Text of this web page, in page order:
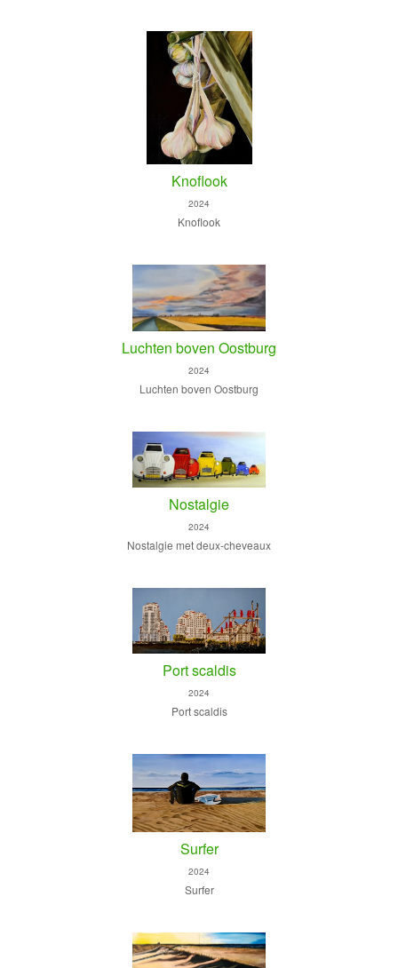
Knoflook
2024
Knoflook
Luchten boven Oostburg
2024
Luchten boven Oostburg
Nostalgie
2024
Nostalgie met deux-cheveaux
Port scaldis
2024
Port scaldis
Surfer
2024
Surfer